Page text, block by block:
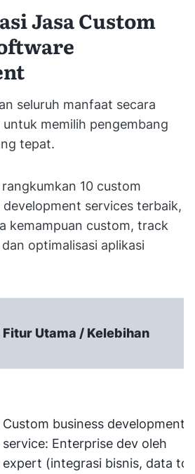
Jasa Custom
seluruh manfaat secara
memilih pengembang
tepat.
10 custom
services terbaik,
kemampuan custom, track
optimalisasi aplikasi
Fitur Utama / Kelebihan
Custom business development
service: Enterprise dev oleh
expert (integrasi bisnis, data to